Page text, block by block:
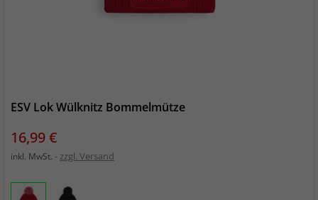
ESV Lok Wülknitz Bommelmütze
Preis
16,99 €
inkl. MwSt. zzgl. Versand